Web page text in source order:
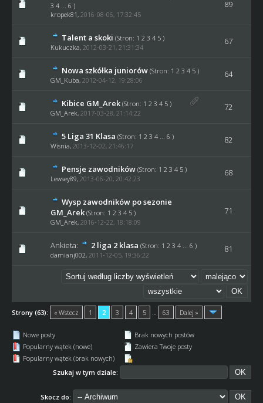
3 4 ... 6 )
kropek81, 2016-08-06, 17:32:45
89
Talent a skoki (Stron: 1 2 3 4 5 )
Kukuczka, 2012-03-21, 21:31:34
67
Nowa szkółka juniorów (Stron: 1 2 3 4 5 )
GM_Kuba, 2012-04-12, 19:28:06
64
Kibice GM_Arek (Stron: 1 2 3 4 5 )
GM_Arek, 2017-03-28, 21:14:22
72
5 Liga 31 Klasa (Stron: 1 2 3 4 ... 6 )
Wisnia, 2013-12-02, 21:46:17
82
Pensje zawodników (Stron: 1 2 3 4 5 )
Lewsey89, 2013-06-20, 20:42:23
68
Wysp zawodników po sezonie
GM_Arek (Stron: 1 2 3 4 5 )
GM_Arek, 2016-12-22, 18:18:09
71
Ankieta: 2 liga 2 klasa (Stron: 1 2 3 4 ... 6 )
damianj002, 2011-12-05, 19:36:22
81
Strony (63): « Wstecz 1 2 3 4 5 … 63 Dalej »
Nowe posty
Popularny wątek (nowe)
Popularny wątek (brak nowych)
Brak nowych postów
Zawiera Twoje posty
Szukaj w tym dziale:
Skocz do: